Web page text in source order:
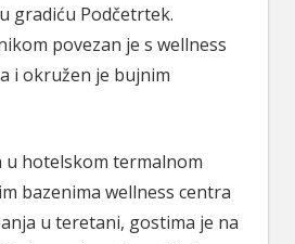
gradiću Podčetrtek.
povezan je s wellness
i okružen je bujnim
hotelskom termalnom
bazenima wellness centra
u teretani, gostima je na